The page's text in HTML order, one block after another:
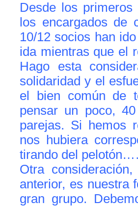
Desde los
los encargados de
10/12 socios han
ida mientras que el
Hago esta
solidaridad y el
el bien común de
pensar un poco,
parejas. Si hemos
nos hubiera
tirando del
Otra
anterior, es nuestra
gran grupo.